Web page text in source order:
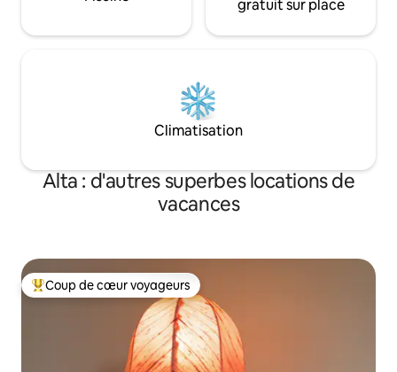
gratuit sur place
Climatisation
Alta : d'autres superbes locations de
vacances
Coups de cœur voyageurs les plus appréciés
Coup de cœur voyageurs